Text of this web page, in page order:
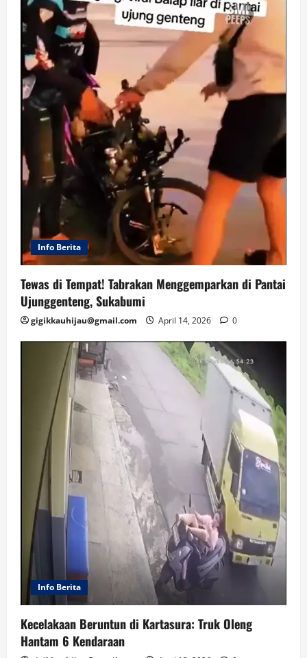
Info Berita
Tewas di Tempat! Tabrakan Menggemparkan di Pantai
Ujunggenteng, Sukabumi
gigikkauhijau@gmail.com April 14, 2026 0
Info Berita
Kecelakaan Beruntun di Kartasura: Truk Oleng
Hantam 6 Kendaraan